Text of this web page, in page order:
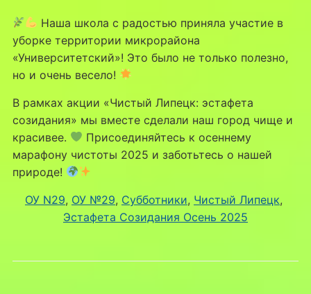
Наша школа с радостью приняла участие в
уборке территории микрорайона
«Университетский»! Это было не только полезно,
но и очень весело!
В рамках акции «Чистый Липецк: эстафета
созидания» мы вместе сделали наш город чище и
красивее.
Присоединяйтесь к осеннему
марафону чистоты 2025 и заботьтесь о нашей
природе!
ОУ N29, ОУ №29, Субботники, Чистый Липецк
Эстафета Созидания Осень 2025